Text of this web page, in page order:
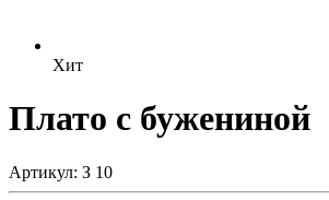
Хит
Плато с бужениной
Артикул: З 10